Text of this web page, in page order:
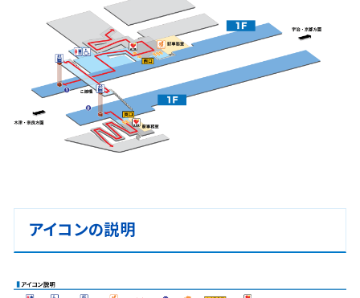
アイコンの説明